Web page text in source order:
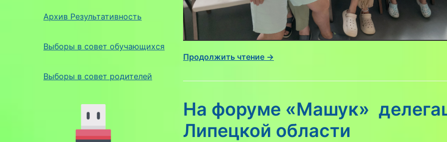
Архив Результативность
Выборы в совет обучающихся
Выборы в совет родителей
Продолжить чтение →
На форуме «Машук»
Липецкой области